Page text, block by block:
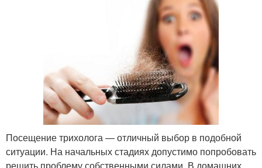
Посещение трихолога — отличный выбор в подобной
ситуации. На начальных стадиях допустимо попробовать